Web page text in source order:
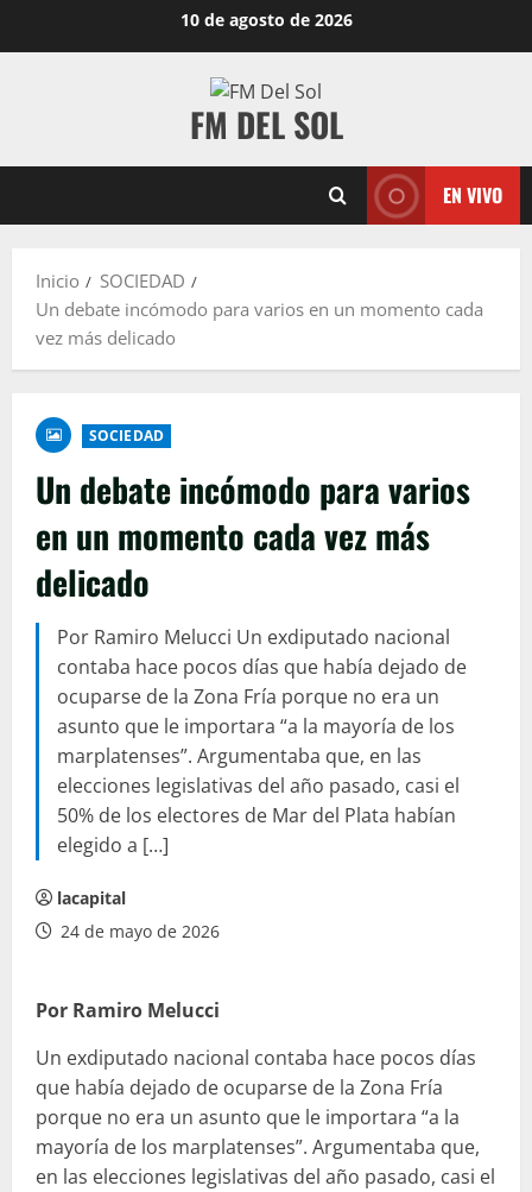
10 de agosto de 2026
FM DEL SOL
EN VIVO
Inicio
SOCIEDAD
Un debate incómodo para varios en un momento cada
vez más delicado
SOCIEDAD
Un debate incómodo para varios
en un momento cada vez más
delicado
Por Ramiro Melucci Un exdiputado nacional
contaba hace pocos días que había dejado de
ocuparse de la Zona Fría porque no era un
asunto que le importara “a la mayoría de los
marplatenses”. Argumentaba que, en las
elecciones legislativas del año pasado, casi el
50% de los electores de Mar del Plata habían
elegido a […]
lacapital
24 de mayo de 2026
Por Ramiro Melucci
Un exdiputado nacional contaba hace pocos días
que había dejado de ocuparse de la Zona Fría
porque no era un asunto que le importara “a la
mayoría de los marplatenses”. Argumentaba que,
en las elecciones legislativas del año pasado, casi el